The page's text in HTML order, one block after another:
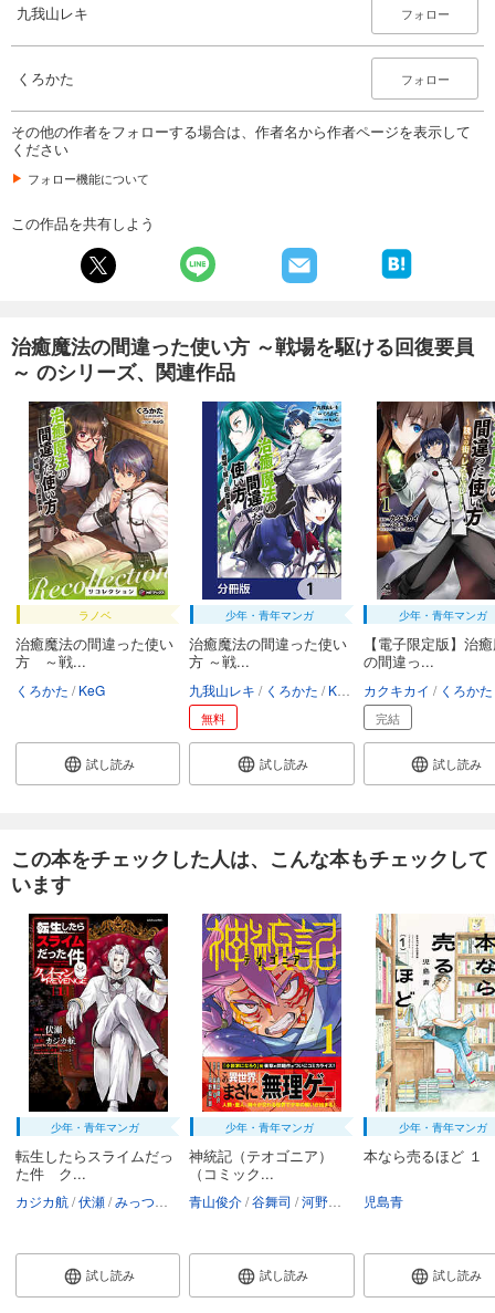
九我山レキ フォロー
くろかた フォロー
その他の作者をフォローする場合は、作者名から作者ページを表示して
ください
フォロー機能について
この作品を共有しよう
治癒魔法の間違った使い方 ～戦場を駆ける回復要員
～ のシリーズ、関連作品
ラノベ
治癒魔法の間違った使い
方 ～戦...
くろかた KeG
試し読み
少年・青年マンガ
治癒魔法の間違った使い
方 ～戦...
九我山レキ くろかた KeG
無料
試し読み
少年・青年マンガ
【電子限定版】治
の間違っ...
カクキカイ くろかた
完結
試し読み
この本をチェックした人は、こんな本もチェックして
います
少年・青年マンガ
転生したらスライムだっ
た件 ク...
カジカ航 伏瀬 みっつばー
試し読み
少年・青年マンガ
神統記（テオゴニア）
（コミック...
青山俊介 谷舞司 河野紘一郎
試し読み
少年・青年マンガ
本なら売るほど １
児島青
試し読み